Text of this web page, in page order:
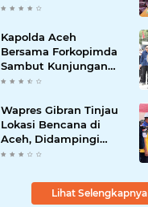
𝗪𝗮𝗸𝗮𝗳 𝗕𝗹𝗮𝗻𝗴 𝗣𝗮𝗱𝗮𝗻𝗴
Kapolda Aceh
Bersama Forkopimda
Sambut Kunjungan
Kerja Wakil Presiden
Bireuen
Wapres Gibran Tinjau
Lokasi Bencana di
Aceh, Didampingi
Wagub Dek Fadh
Lihat Selengkapnya